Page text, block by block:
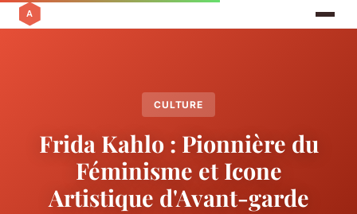
CULTURE
Frida Kahlo : Pionnière du
Féminisme et Icone
Artistique d'Avant-garde